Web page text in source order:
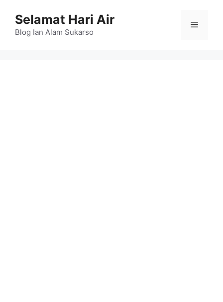
content
Selamat Hari Air
Blog Ian Alam Sukarso
Menu